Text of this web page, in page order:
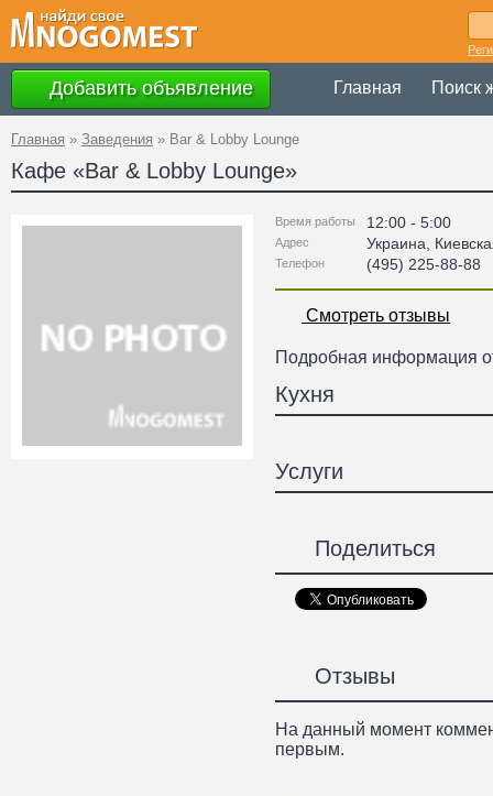
Добавить объявление Главная Поиск
Главная » Заведения » Bar & Lobby Lounge
Кафе «Bar & Lobby Lounge»
Время работы 12:00 - 5:00
Адрес Украина
Телефон (495) 225-88-88
Смотреть отзывы
Подробная информация
Кухня
Услуги
Поделиться
Отзывы
На данный момент
первым.